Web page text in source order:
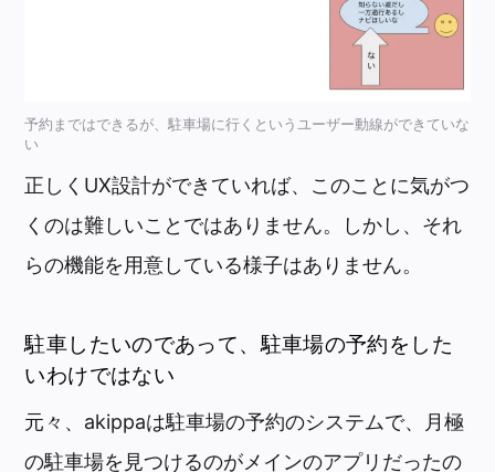
予約まではできるが、駐車場に行くというユーザー動線ができていな
い
正しくUX設計ができていれば、このことに気がつ
くのは難しいことではありません。しかし、それ
らの機能を用意している様子はありません。
駐車したいのであって、駐車場の予約をした
いわけではない
元々、akippaは駐車場の予約のシステムで、月極
の駐車場を見つけるのがメインのアプリだったの